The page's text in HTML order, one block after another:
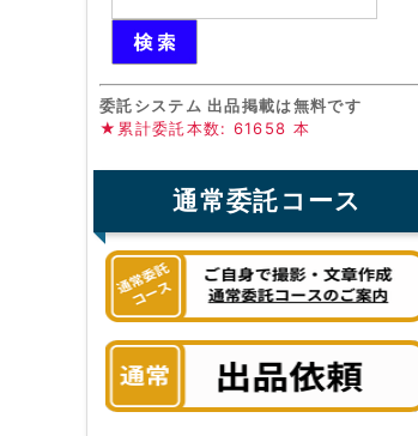
委託システム 出品掲載は無料です
★累計委託本数: 61658 本
通常委託コース